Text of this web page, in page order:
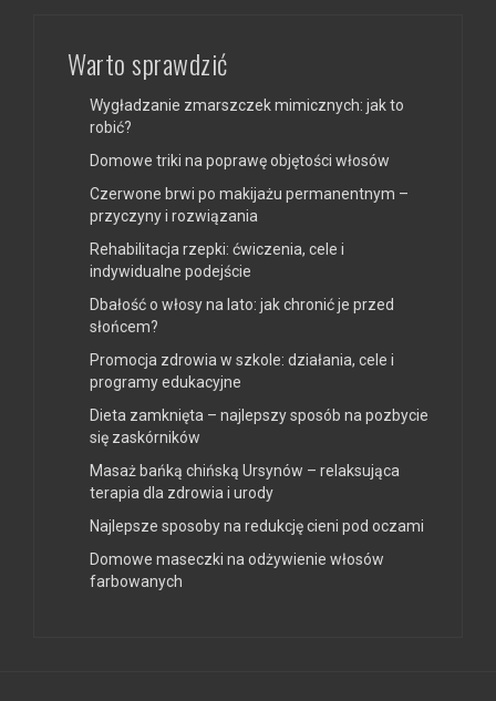
Warto sprawdzić
Wygładzanie zmarszczek mimicznych: jak to
robić?
Domowe triki na poprawę objętości włosów
Czerwone brwi po makijażu permanentnym –
przyczyny i rozwiązania
Rehabilitacja rzepki: ćwiczenia, cele i
indywidualne podejście
Dbałość o włosy na lato: jak chronić je przed
słońcem?
Promocja zdrowia w szkole: działania, cele i
programy edukacyjne
Dieta zamknięta – najlepszy sposób na pozbycie
się zaskórników
Masaż bańką chińską Ursynów – relaksująca
terapia dla zdrowia i urody
Najlepsze sposoby na redukcję cieni pod oczami
Domowe maseczki na odżywienie włosów
farbowanych